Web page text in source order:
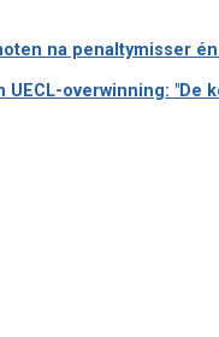
na penaltymisser
overwinning: "De